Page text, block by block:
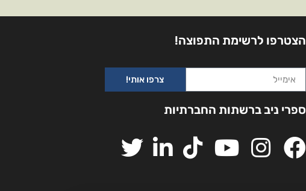
הצטרפו לרשימת התפוצה!
צרפו אותי!
ספרי ניב ברשתות החברתיות